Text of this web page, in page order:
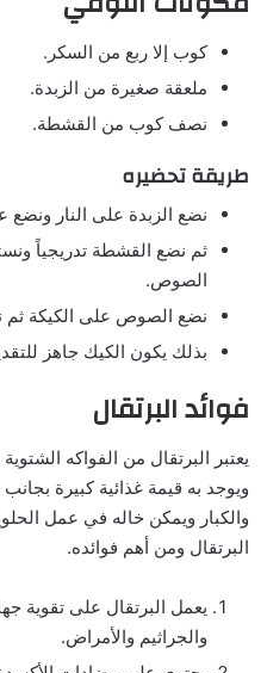
كوب إلا ربع من السكر.
ملعقة صغيرة من الزبدة.
نصف كوب من القشطة.
طريقة تحضيره
نضع الزبدة على النار ونضع
ثم نضع القشطة تدريجياً
الصوص.
نضع الصوص على الكيكة ثم
بذلك يكون الكيك جاهز
فوائد البرتقال
يعتبر البرتقال من الفواكه
ويوجد به قيمة غذائية كبيرة
والكبار ويمكن خاله في عمل
البرتقال ومن أهم فوائده.
يعمل البرتقال على تقوية
والجراثيم والأمراض.